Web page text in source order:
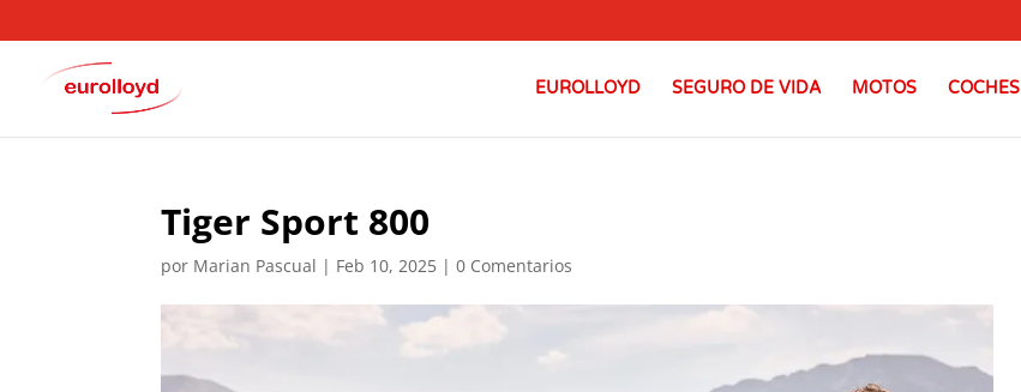
EUROLLOYD SEGURO DE VIDA MOTOS COCHES
Tiger Sport 800
por Marian Pascual | Feb 10, 2025 |0 Comentarios